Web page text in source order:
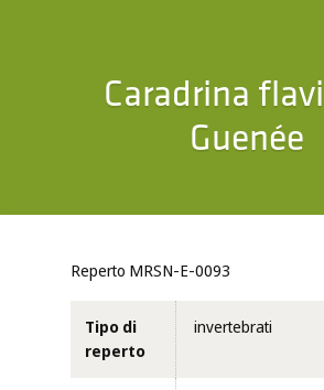
Caradrina
Guenée
Reperto MRSN-E-0093
Tipo di
reperto
invertebrati